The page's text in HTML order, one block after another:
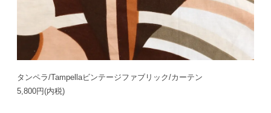
タンペラ/Tampellaビンテージファブリック/カーテン
5,800円(内税)